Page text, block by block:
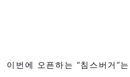
이번에 오픈하는 “침스버거”는